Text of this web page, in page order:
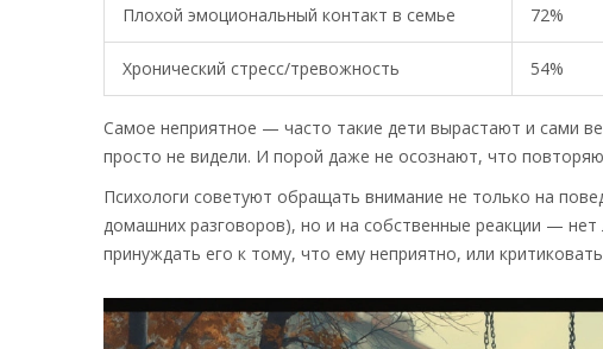
Плохой эмоциональный контакт в семье 72%
Хронический стресс/тревожность 54%
Самое неприятное — часто такие дети вырастают и сами
просто не видели. И порой даже не осознают, что
Психологи советуют обращать внимание не только на
домашних разговоров), но и на собственные реакции — нет
принуждать его к тому, что ему неприятно, или